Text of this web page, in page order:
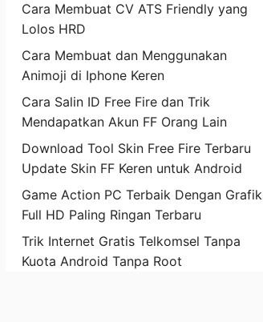
Cara Membuat CV ATS Friendly yang
Lolos HRD
Cara Membuat dan Menggunakan
Animoji di Iphone Keren
Cara Salin ID Free Fire dan Trik
Mendapatkan Akun FF Orang Lain
Download Tool Skin Free Fire Terbaru
Update Skin FF Keren untuk Android
Game Action PC Terbaik Dengan Grafik
Full HD Paling Ringan Terbaru
Trik Internet Gratis Telkomsel Tanpa
Kuota Android Tanpa Root